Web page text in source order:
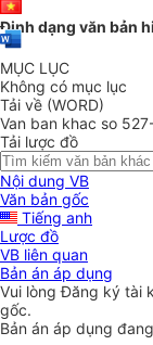
Định dạng văn bản
MỤC LỤC
Không có mục lục
Tải về (WORD)
Van ban khac so
Tải lược đồ
Nội dung VB
Văn bản gốc
Tiếng anh
Lược đồ
VB liên quan
Bản án áp dụng
Vui lòngĐăng ký tài
gốc.
Bản án áp dụng